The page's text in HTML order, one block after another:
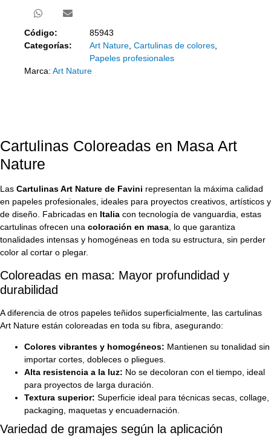
Código:
85943
Categorías:
Art Nature, Cartulinas de colores,
Papeles profesionales
Marca: Art Nature
Cartulinas Coloreadas en Masa Art
Nature
Las Cartulinas Art Nature de Favini representan la máxima calidad
en papeles profesionales, ideales para proyectos creativos, artísticos y
de diseño. Fabricadas en Italia con tecnología de vanguardia, estas
cartulinas ofrecen una coloración en masa, lo que garantiza
tonalidades intensas y homogéneas en toda su estructura, sin perder
color al cortar o plegar.
Coloreadas en masa: Mayor profundidad y
durabilidad
A diferencia de otros papeles teñidos superficialmente, las cartulinas
Art Nature están coloreadas en toda su fibra, asegurando:
Colores vibrantes y homogéneos: Mantienen su tonalidad sin
importar cortes, dobleces o pliegues.
Alta resistencia a la luz: No se decoloran con el tiempo, ideal
para proyectos de larga duración.
Textura superior: Superficie ideal para técnicas secas, collage,
packaging, maquetas y encuadernación.
Variedad de gramajes según la aplicación